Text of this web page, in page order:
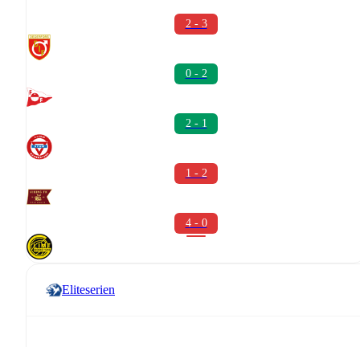
2 - 3
0 - 2
2 - 1
1 - 2
4 - 0
Eliteserien